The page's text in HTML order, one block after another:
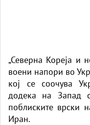
„Северна Кореја и
воени напори во
кој се соочува
додека на Запад
поблиските врски
Иран.